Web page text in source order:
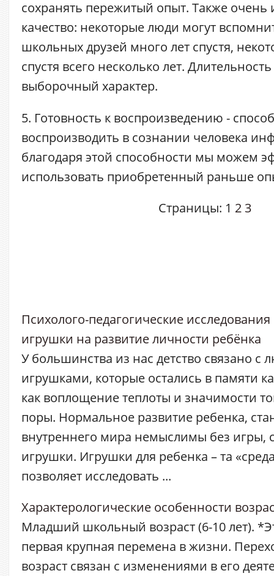
сохранять пережитый опыт. Также очень
качество: некоторые люди могут
школьных друзей много лет спустя,
спустя всего несколько лет.
выборочный характер.
5. Готовность к воспроизведению -
воспроизводить в сознании человека
благодаря этой способности мы можем
использовать приобретенный раньше
Страницы: 1 2 3
Психолого-педагогические
игрушки на развитие личности ребёнка
У большинства из нас детство связано
игрушками, которые остались в памяти
как воплощение теплоты и значимости
поры. Нормальное развитие ребенка,
внутреннего мира немыслимы без игры,
игрушки. Игрушки для ребенка – та
позволяет исследовать ...
Характерологические особенности
Младший школьный возраст (6-10 лет).
первая крупная перемена в жизни.
возраст связан с изменениями в его